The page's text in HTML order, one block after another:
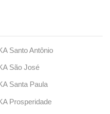
Santo Antônio
São José
Santa Paula
Prosperidade